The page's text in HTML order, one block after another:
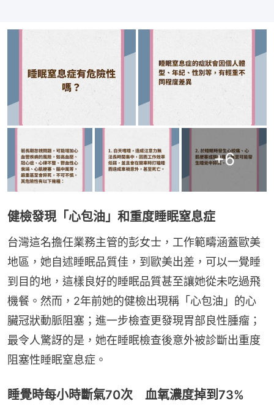
+6
健檢發現「心包油」和重度睡眠窒息症
台灣這名擔任業務主管的彭女士，工作範疇涵蓋歐美
地區，她自述睡眠品質佳，到歐美出差，可以一覺睡
到目的地，這樣良好的睡眠品質甚至讓她從未吃過飛
機餐。然而，2年前她的健檢出現稱「心包油」的心
臟冠狀動脈阻塞；進一步檢查更發現胃部良性腫瘤；
最令人驚訝的是，她在睡眠檢查後意外被診斷出重度
阻塞性睡眠窒息症。
睡覺時每小時斷氣70次 血氧濃度掉到73%